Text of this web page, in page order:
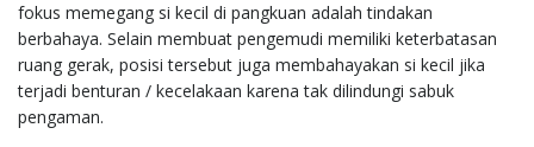
fokus memegang si kecil di pangkuan adalah tindakan
berbahaya. Selain membuat pengemudi memiliki keterbatasan
ruang gerak, posisi tersebut juga membahayakan si kecil jika
terjadi benturan / kecelakaan karena tak dilindungi sabuk
pengaman.